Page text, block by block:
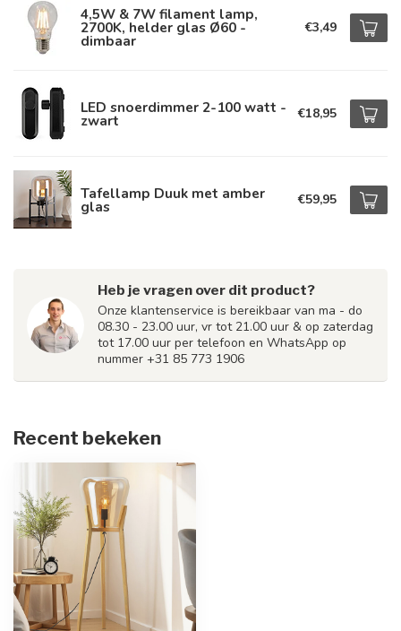
4,5W & 7W filament lamp,
2700K, helder glas Ø60 -
dimbaar
€3,49
LED snoerdimmer 2-100 watt -
zwart €18,95
Tafellamp Duuk met amber
glas €59,95
Heb je vragen over dit product?
Onze klantenservice is bereikbaar van ma - do
08.30 - 23.00 uur, vr tot 21.00 uur & op zaterdag
tot 17.00 uur per telefoon en WhatsApp op
nummer +31 85 773 1906
Recent bekeken